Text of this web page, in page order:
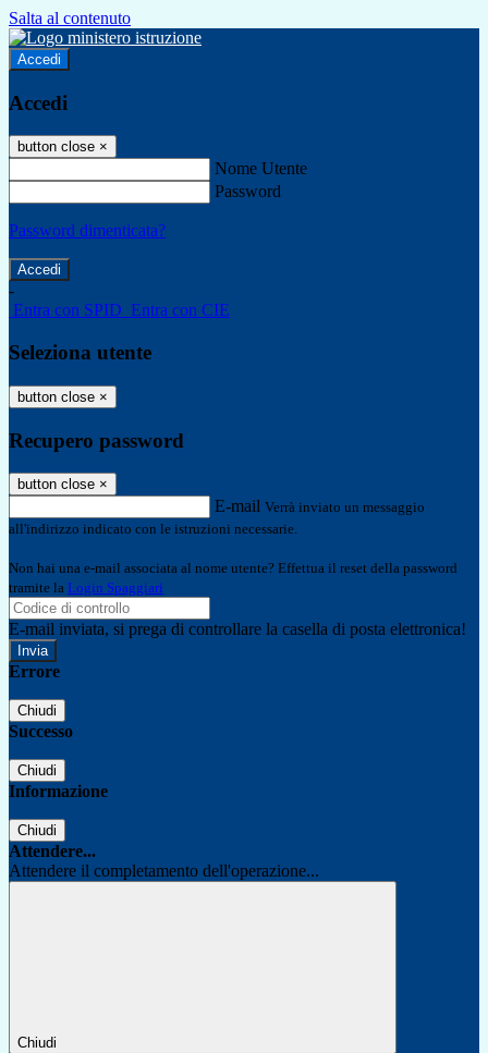
Salta al contenuto
Accedi
Accedi
button close ×
Nome Utente
Password
Password dimenticata?
-
Entra con SPID Entra con CIE
Seleziona utente
button close ×
Recupero password
button close ×
E-mail Verrà inviato un messaggio
all'indirizzo indicato con le istruzioni necessarie.
Non hai una e-mail associata al nome utente? Effettua il reset della password
tramite la Login Spaggiari
E-mail inviata, si prega di controllare la casella di posta elettronica!
Errore
Chiudi
Successo
Chiudi
Informazione
Chiudi
Attendere...
Attendere il completamento dell'operazione...
Chiudi